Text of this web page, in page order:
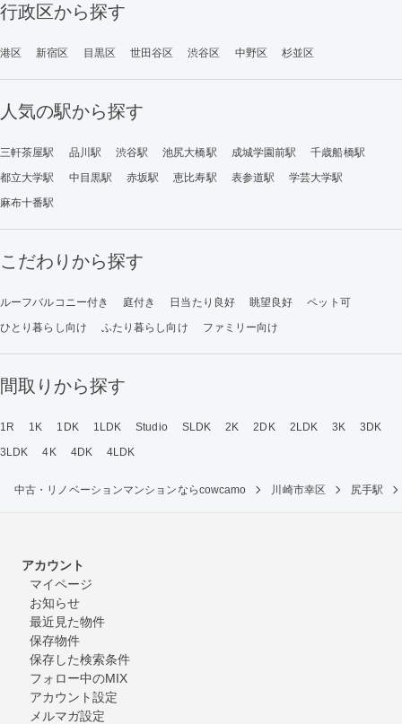
行政区から探す
港区 新宿区 目黒区 世田谷区 渋谷区 中野区 杉並区
人気の駅から探す
三軒茶屋駅 品川駅 渋谷駅 池尻大橋駅 成城学園前駅
千歳船橋駅
都立大学駅
中目黒駅 赤坂駅 恵比寿駅 表参道駅
学芸大学駅
麻布十番駅
こだわりから探す
ルーフバルコニー付き 庭付き 日当たり良好 眺望良好
ペット可
ひとり暮らし向け
ふたり暮らし向け ファミリー向け
間取りから探す
1R 1K 1DK 1LDK Studio SLDK 2K 2DK 2LDK 3K
3DK
3LDK
4K 4DK 4LDK
中古・リノベーションマンションならcowcamo 川崎市幸区 尻手駅
アカウント
マイページ
お知らせ
最近見た物件
保存物件
保存した検索条件
フォロー中のMIX
アカウント設定
メルマガ設定